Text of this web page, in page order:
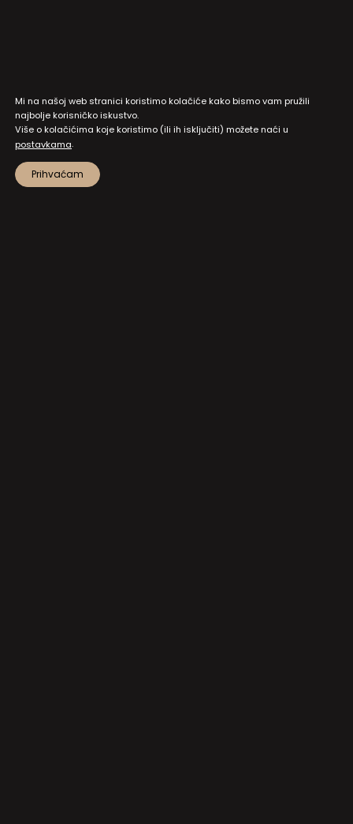
Mi na našoj web stranici koristimo kolačiće kako bismo vam pružili
najbolje korisničko iskustvo.
Više o kolačićima koje koristimo (ili ih isključiti) možete naći u
postavkama.
Prihvaćam